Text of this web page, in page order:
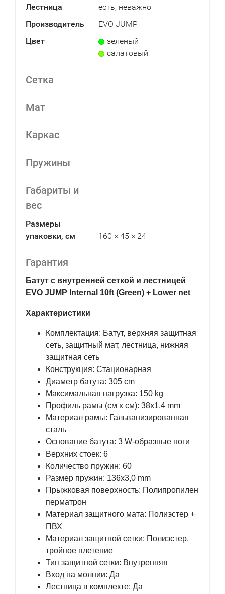
Лестница
есть, неважно
Производитель
EVO JUMP
Цвет
зеленый
салатовый
Сетка
Мат
Каркас
Пружины
Габариты и
вес
Размеры
упаковки, см
160 × 45 × 24
Гарантия
Батут с внутренней сеткой и лестницей
EVO JUMP Internal 10ft (Green) + Lower net
Характеристики
Комплектация: Батут, верхняя защитная
сеть, защитный мат, лестница, нижняя
защитная сеть
Конструкция: Стационарная
Диаметр батута: 305 cm
Максимальная нагрузка: 150 kg
Профиль рамы (см x см): 38х1,4 mm
Материал рамы: Гальванизированная
сталь
Основание батута: 3 W-образные ноги
Верхних стоек: 6
Количество пружин: 60
Размер пружин: 136х3,0 mm
Прыжковая поверхность: Полипропилен
перматрон
Материал защитного мата: Полиэстер +
ПВХ
Материал защитной сетки: Полиэстер,
тройное плетение
Тип защитной сетки: Внутренняя
Вход на молнии: Да
Лестница в комплекте: Да